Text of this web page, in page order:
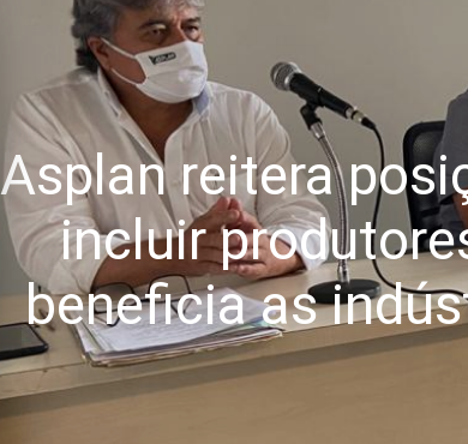
Asplan reitera
incluir
beneficia as